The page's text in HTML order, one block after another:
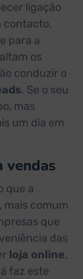
ligação
contacto,
para a
os
conduzir o
. Se o seu
mas
um dia em
vendas
que a
mais comum
que
das
loja online,
faz este